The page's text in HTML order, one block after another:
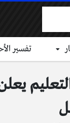
تفسير